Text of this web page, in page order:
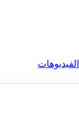
الفيديوهات